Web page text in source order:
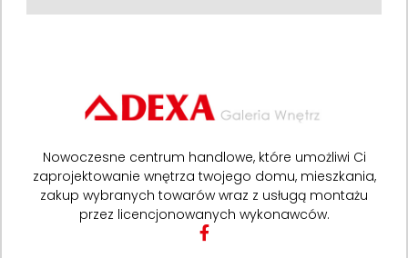
Nowoczesne centrum handlowe, które umożliwi Ci
zaprojektowanie wnętrza twojego domu, mieszkania,
zakup wybranych towarów wraz z usługą montażu
przez licencjonowanych wykonawców.
F
a